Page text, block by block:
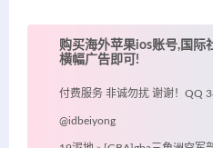
购买海外苹果ios账号,国际
横幅广告即可!
付费服务 非诚勿扰 谢谢！QQ
@idbeiyong